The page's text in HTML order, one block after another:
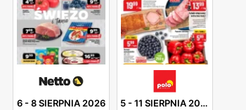
6-8 SIERPNIA 2026 5-11 SIERPNIA 2026